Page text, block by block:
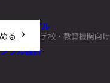
ュートリアル
講座
プル設計
る
学校・教育機関向け